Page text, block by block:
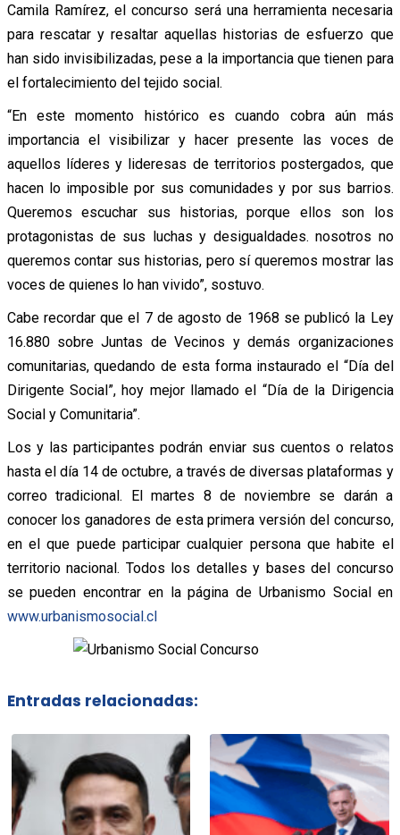
Camila Ramírez, el concurso será una herramienta necesaria
para rescatar y resaltar aquellas historias de esfuerzo que
han sido invisibilizadas, pese a la importancia que tienen para
el fortalecimiento del tejido social.
“En este momento histórico es cuando cobra aún más
importancia el visibilizar y hacer presente las voces de
aquellos líderes y lideresas de territorios postergados, que
hacen lo imposible por sus comunidades y por sus barrios.
Queremos escuchar sus historias, porque ellos son los
protagonistas de sus luchas y desigualdades. nosotros no
queremos contar sus historias, pero sí queremos mostrar las
voces de quienes lo han vivido”, sostuvo.
Cabe recordar que el 7 de agosto de 1968 se publicó la Ley
16.880 sobre Juntas de Vecinos y demás organizaciones
comunitarias, quedando de esta forma instaurado el “Día del
Dirigente Social”, hoy mejor llamado el “Día de la Dirigencia
Social y Comunitaria”.
Los y las participantes podrán enviar sus cuentos o relatos
hasta el día 14 de octubre, a través de diversas plataformas y
correo tradicional. El martes 8 de noviembre se darán a
conocer los ganadores de esta primera versión del concurso,
en el que puede participar cualquier persona que habite el
territorio nacional. Todos los detalles y bases del concurso
se pueden encontrar en la página de Urbanismo Social en
www.urbanismosocial.cl
Entradas relacionadas: